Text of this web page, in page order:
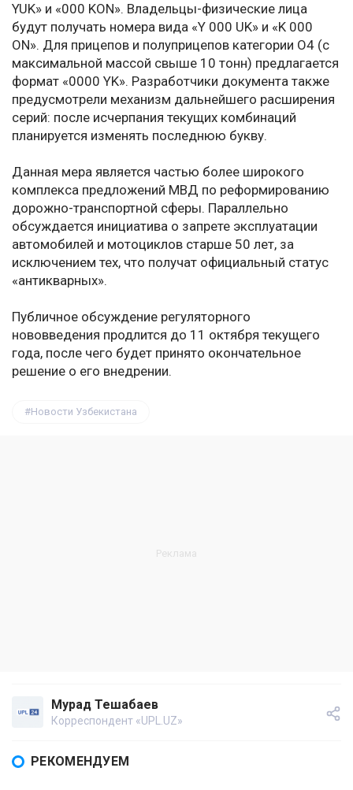
YUK» и «000 KON». Владельцы-физические лица
будут получать номера вида «Y 000 UK» и «K 000
ON». Для прицепов и полуприцепов категории O4 (с
максимальной массой свыше 10 тонн) предлагается
формат «0000 YK». Разработчики документа также
предусмотрели механизм дальнейшего расширения
серий: после исчерпания текущих комбинаций
планируется изменять последнюю букву.
Данная мера является частью более широкого
комплекса предложений МВД по реформированию
дорожно-транспортной сферы. Параллельно
обсуждается инициатива о запрете эксплуатации
автомобилей и мотоциклов старше 50 лет, за
исключением тех, что получат официальный статус
«антикварных».
Публичное обсуждение регуляторного
нововведения продлится до 11 октября текущего
года, после чего будет принято окончательное
решение о его внедрении.
Новости Узбекистана
Мурад Тешабаев
Корреспондент «UPL.UZ»
РЕКОМЕНДУЕМ